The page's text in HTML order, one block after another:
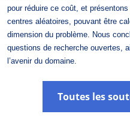
pour réduire ce coût, et
centres aléatoires, pouvant être
dimension du problème. Nous
questions de recherche ouvertes,
l’avenir du domaine.
Toutes les